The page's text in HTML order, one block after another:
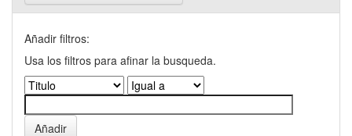
Añadir filtros:
Usa los filtros para afinar la busqueda.